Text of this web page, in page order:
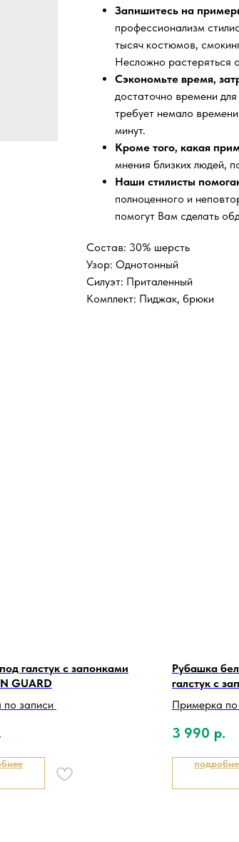
Запишитесь на
профессионализм
тысяч костюмов,
Несложно растеряться
Сэкономьте время,
достаточно времени
требует немало
минут.
Кроме того, какая
мнения близких людей,
Наши стилисты
полноценного и
помогут Вам сделать
Состав: 30% шерсть
Узор: Однотонный
Силуэт: Приталенный
Комплект: Пиджак, брюки
галстук с запонками
GUARD
записи
Рубашка
галстук с
Примерка по
3 990 р.